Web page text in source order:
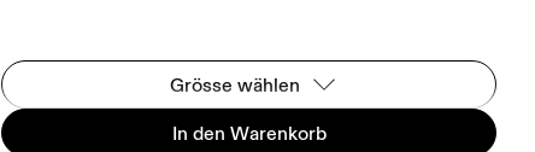
Grösse wählen
In den Warenkorb